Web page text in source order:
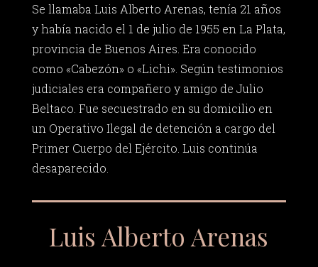
Se llamaba Luis Alberto Arenas, tenía 21 años
y había nacido el 1 de julio de 1955 en La Plata,
provincia de Buenos Aires. Era conocido
como «Cabezón» o «Lichi». Según testimonios
judiciales era compañero y amigo de Julio
Beltaco. Fue secuestrado en su domicilio en
un Operativo Ilegal de detención a cargo del
Primer Cuerpo del Ejército. Luis continúa
desaparecido.
Luis Alberto Arenas